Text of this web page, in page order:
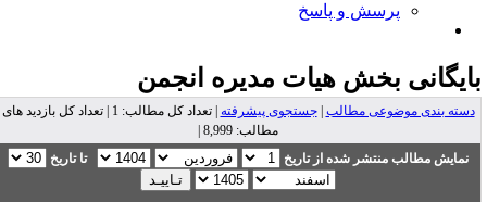
پرسش و پاسخ
بخشهیات مدیره انجمن
دسته بندی موضوعی مطالب|جستجوی پیشرفته
| تعداد کل مطالب: 1 | تعداد کل بازدید های
مطالب: 8,999 |
نمایش مطالب منتشر شده از تاریخ
تا تاریخ